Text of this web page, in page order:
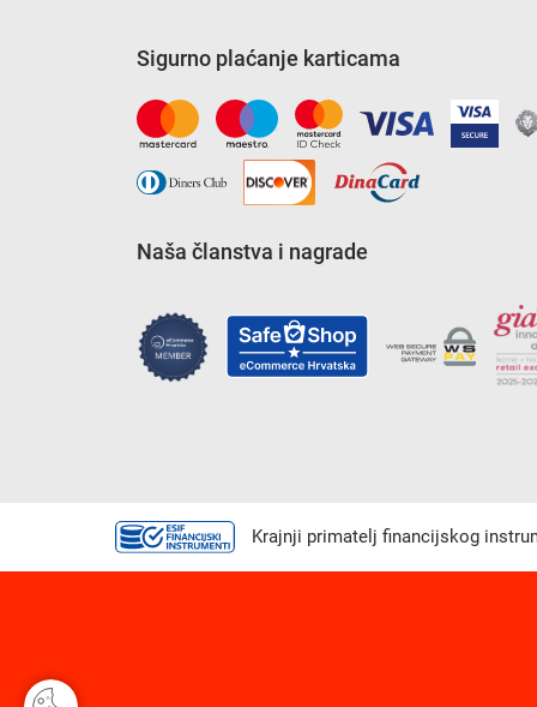
Sigurno plaćanje karticama
Naša članstva i nagrade
Krajnji primatelj financijskog